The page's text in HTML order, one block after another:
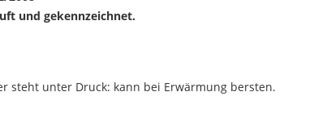
und gekennzeichnet.
steht unter Druck: kann bei Erwärmung bersten.